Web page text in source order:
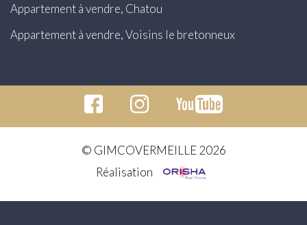
Appartement à vendre, Chatou
Appartement à vendre, Voisins le bretonneux
© GIMCOVERMEILLE 2026
Réalisation